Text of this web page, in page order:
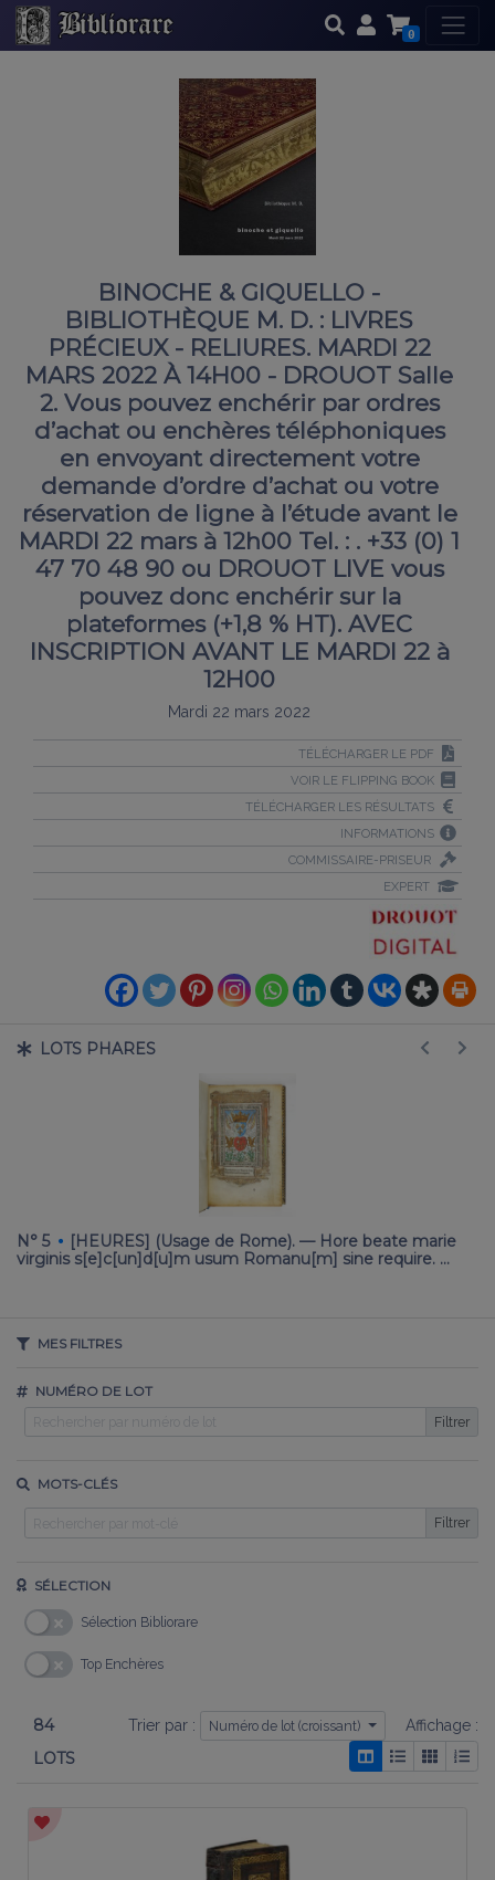
0
BINOCHE & GIQUELLO -
BIBLIOTHÈQUE M. D. : LIVRES
PRÉCIEUX - RELIURES. MARDI 22
MARS 2022 À 14H00 - DROUOT Salle
2. Vous pouvez enchérir par ordres
d’achat ou enchères téléphoniques
en envoyant directement votre
demande d’ordre d’achat ou votre
réservation de ligne à l’étude avant le
MARDI 22 mars à 12h00 Tel. : . +33 (0) 1
47 70 48 90 ou DROUOT LIVE vous
pouvez donc enchérir sur la
plateformes (+1,8 % HT). AVEC
INSCRIPTION AVANT LE MARDI 22 à
12H00
Mardi 22 mars 2022
TÉLÉCHARGER LE PDF
VOIR LE FLIPPING BOOK
TÉLÉCHARGER LES RÉSULTATS
INFORMATIONS
COMMISSAIRE-PRISEUR
EXPERT
LOTS PHARES
N° 5 · [HEURES] (Usage de Rome). — Hore beate marie
virginis s[e]c[un]d[u]m usum Romanu[m] sine require. …
MES FILTRES
NUMÉRO DE LOT
Filtrer
MOTS-CLÉS
Filtrer
SÉLECTION
Sélection Bibliorare
Top Enchères
84
LOTS
Trier par : Numéro de lot (croissant) Affichage :